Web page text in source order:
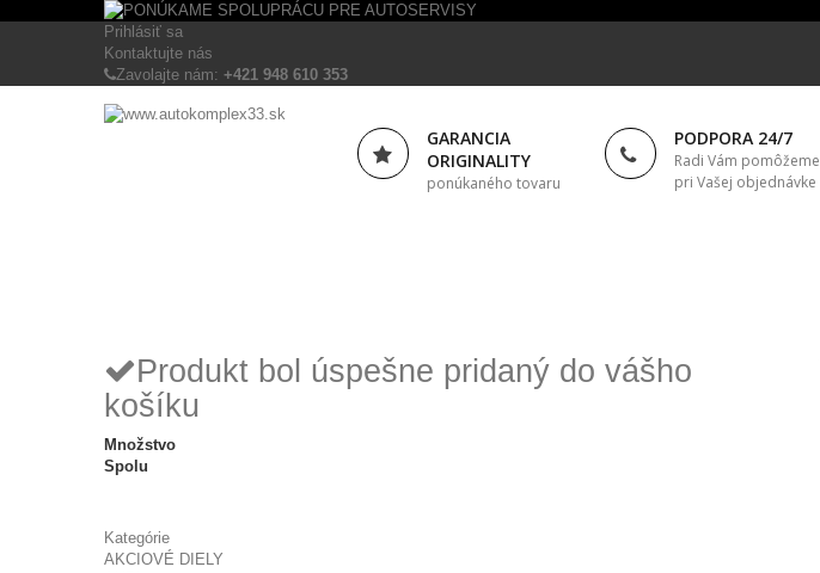
Prihlásiť sa
Kontaktujte nás
Zavolajte nám: +421 948 610 353
GARANCIA
ORIGINALITY
ponúkaného tovaru
PODPORA 24/7
Radi Vám pomôžeme
pri Vašej objednávke
Produkt bol úspešne pridaný do vášho
košíku
Množstvo
Spolu
Kategórie
AKCIOVÉ DIELY